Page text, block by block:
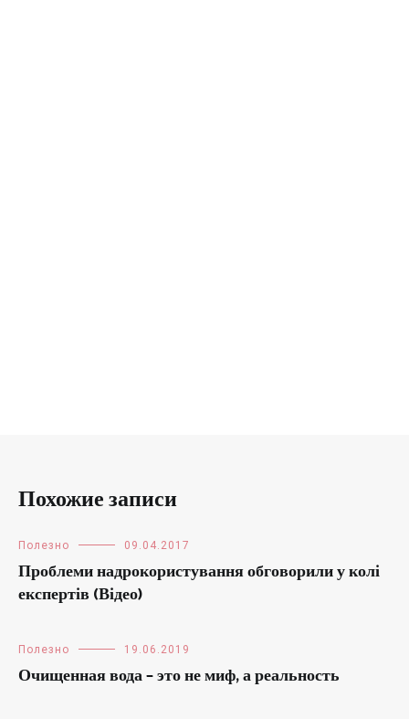
Похожие записи
Полезно 09.04.2017
Проблеми надрокористування обговорили у колі
експертів (Відео)
Полезно 19.06.2019
Очищенная вода – это не миф, а реальность